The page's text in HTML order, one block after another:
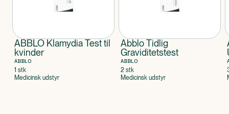
ABBLO Klamydia Test til
kvinder
ABBLO
1 stk
Medicinsk udstyr
Abblo Tidlig
Graviditetstest
ABBLO
2 stk
Medicinsk udstyr